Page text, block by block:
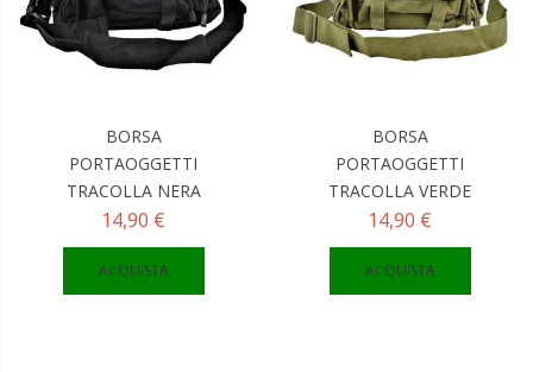
BORSA
PORTAOGGETTI
TRACOLLA NERA
14,90 €
ACQUISTA
BORSA
PORTAOGGETTI
TRACOLLA VERDE
14,90 €
ACQUISTA